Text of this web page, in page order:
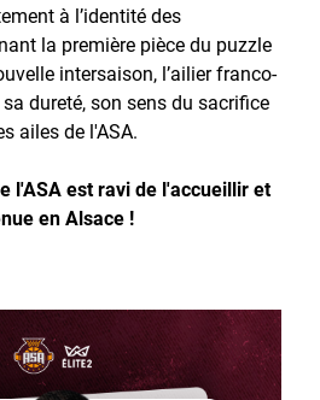
à l’identité des
la première pièce du puzzle
intersaison, l’ailier franco-
dureté, son sens du sacrifice
ailes de l'ASA.
l'ASA est ravi de l'accueillir et
en Alsace !